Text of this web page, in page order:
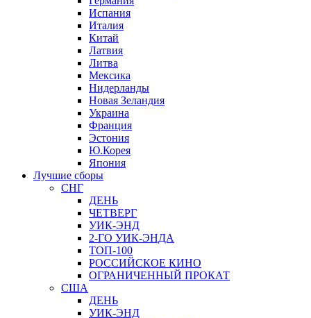
Испания
Италия
Китай
Латвия
Литва
Мексика
Нидерланды
Новая Зеландия
Украина
Франция
Эстония
Ю.Корея
Япония
Лучшие сборы
СНГ
ДЕНЬ
ЧЕТВЕРГ
УИК-ЭНД
2-ГО УИК-ЭНДА
ТОП-100
РОССИЙСКОЕ КИНО
ОГРАНИЧЕННЫЙ ПРОКАТ
США
ДЕНЬ
УИК-ЭНД